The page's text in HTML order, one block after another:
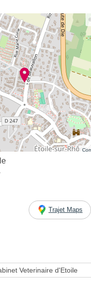
Trajet Maps
Veterinaire d'Etoile